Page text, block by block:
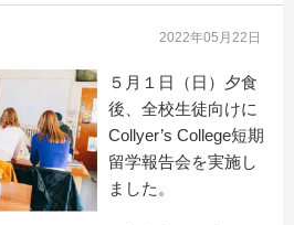
2022年05月22日
５月１日（日）夕食
後、全校生徒向けに
Collyer’s College短期
留学報告会を実施し
ました。